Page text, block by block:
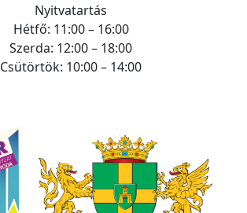
Nyitvatartás
Hétfő: 11:00 – 16:00
Szerda: 12:00 – 18:00
Csütörtök: 10:00 – 14:00